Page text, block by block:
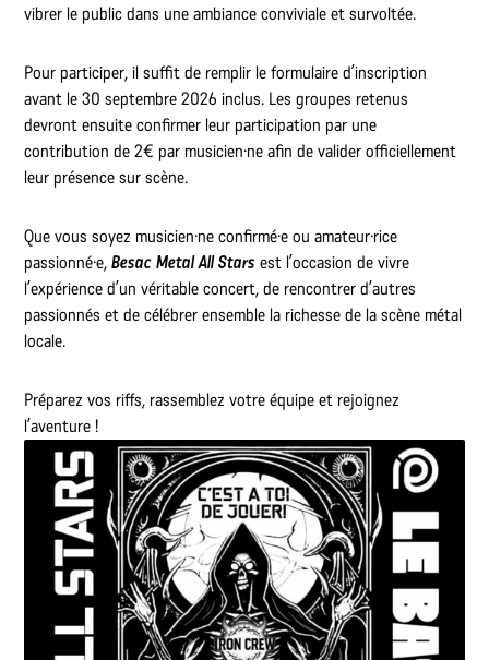
vibrer le public dans une ambiance conviviale et survoltée.
Pour participer, il suffit de remplir le formulaire d’inscription
avant le 30 septembre 2026 inclus. Les groupes retenus
devront ensuite confirmer leur participation par une
contribution de 2€ par musicien·ne afin de valider officiellement
leur présence sur scène.
Que vous soyez musicien·ne confirmé·e ou amateur·rice
passionné·e,Besac Metal All Stars est l’occasion de vivre
l’expérience d’un véritable concert, de rencontrer d’autres
passionnés et de célébrer ensemble la richesse de la scène métal
locale.
Préparez vos riffs, rassemblez votre équipe et rejoignez
l’aventure !